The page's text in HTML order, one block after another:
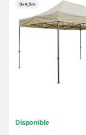
Disponible